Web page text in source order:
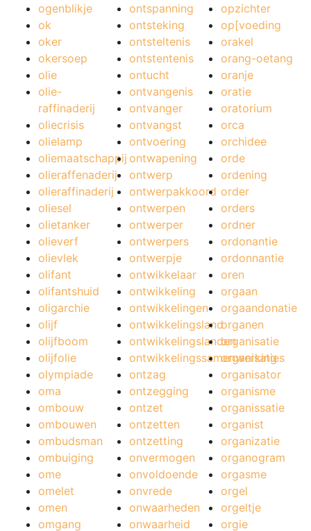
ogenblikje
ok
oker
okersoep
olie
olie-
raffinaderij
oliecrisis
olielamp
oliemaatschappij
olieraffenaderij
olieraffinaderij
oliesel
olietanker
olieverf
olievlek
olifant
olifantshuid
oligarchie
olijf
olijfboom
olijfolie
olympiade
oma
ombouw
ombouwen
ombudsman
ombuiging
ome
omelet
omen
omgang
ontspanning
ontsteking
ontsteltenis
ontstentenis
ontucht
ontvangenis
ontvanger
ontvangst
ontvoering
ontwapening
ontwerp
ontwerpakkoord
ontwerpen
ontwerper
ontwerpers
ontwerpje
ontwikkelaar
ontwikkeling
ontwikkelingen
ontwikkelingsland
ontwikkelingslanden
ontwikkelingssamenwerking
ontzag
ontzegging
ontzet
ontzetten
ontzetting
onvermogen
onvoldoende
onvrede
onwaarheden
onwaarheid
opzichter
op[voeding
orakel
orang-oetang
oranje
oratie
oratorium
orca
orchidee
orde
ordening
order
orders
ordner
ordonantie
ordonnantie
oren
orgaan
orgaandonatie
organen
organisatie
organisaties
organisator
organisme
organissatie
organist
organizatie
organogram
orgasme
orgel
orgeltje
orgie